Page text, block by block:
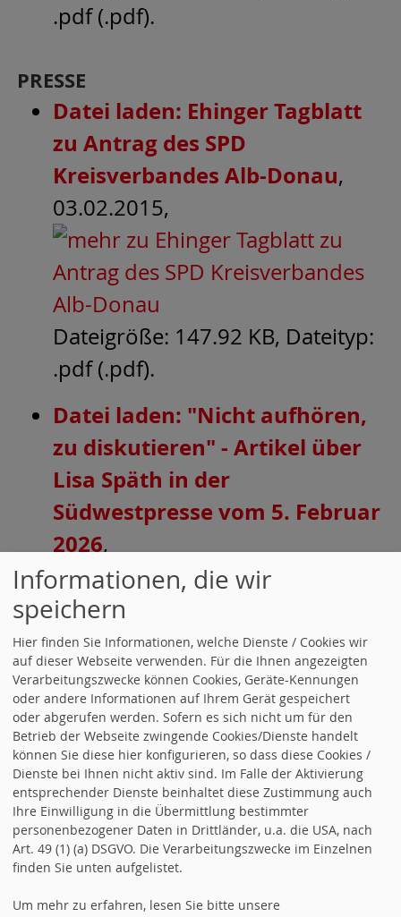
.pdf (.pdf).
PRESSE
Datei laden: Ehinger Tagblatt
zu Antrag des SPD
Kreisverbandes Alb-Donau,
03.02.2015,
Dateigröße: 147.92 KB, Dateityp:
.pdf (.pdf).
Datei laden: "Nicht aufhören,
zu diskutieren" - Artikel über
Lisa Späth in der
Südwestpresse vom 5. Februar
2026,
09.02.2026,
Dateigröße: 731.15 KB, Dateityp:
.pdf (.pdf).
VERANSTALTUNG
Datei laden: Acrobat PDF-
Dateien,
Informationen, die wir
speichern
Hier finden Sie Informationen, welche Dienste / Cookies wir
auf dieser Webseite verwenden. Für die Ihnen angezeigten
Verarbeitungszwecke können Cookies, Geräte-Kennungen
oder andere Informationen auf Ihrem Gerät gespeichert
oder abgerufen werden. Sofern es sich nicht um für den
Betrieb der Webseite zwingende Cookies/Dienste handelt
können Sie diese hier konfigurieren, so dass diese Cookies /
Dienste bei Ihnen nicht aktiv sind. Im Falle der Aktivierung
entsprechender Dienste beinhaltet diese Zustimmung auch
Ihre Einwilligung in die Übermittlung bestimmter
personenbezogener Daten in Drittländer, u.a. die USA, nach
Art. 49 (1) (a) DSGVO. Die Verarbeitungszwecke im Einzelnen
finden Sie unten aufgelistet.
Um mehr zu erfahren, lesen Sie bitte unsere